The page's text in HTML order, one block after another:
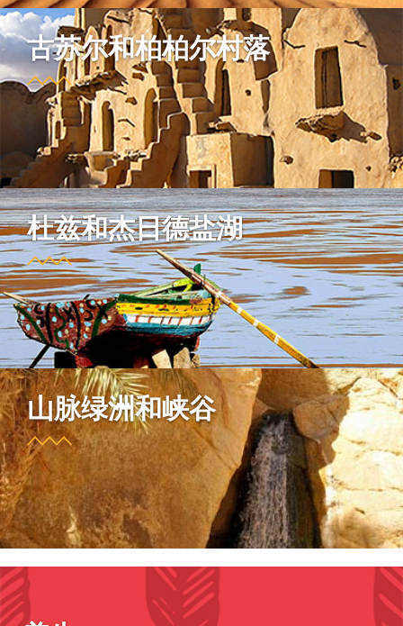
古苏尔和柏柏尔村落
杜兹和杰日德盐湖
山脉绿洲和峡谷